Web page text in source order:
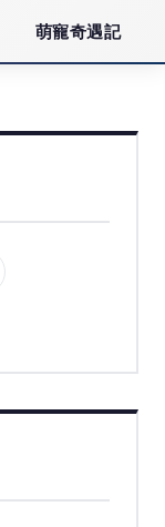
萌寵奇遇記